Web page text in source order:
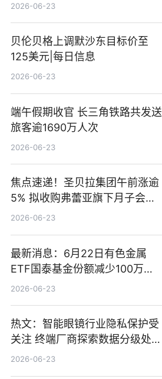
2026-06-23
贝伦贝格上调默沙东目标价至
125美元|每日信息
2026-06-23
端午假期收官 长三角铁路共发送
旅客逾1690万人次
2026-06-23
焦点速递！圣贝拉集团午前涨逾
5% 拟收购弗蕾亚旗下月子会所
业务少数股权
2026-06-23
最新消息：6月22日有色金属
ETF国泰基金份额减少100万
份，重仓股紫金矿业、洛阳钼
2026-06-23
热文：智能眼镜行业隐私保护受
关注 终端厂商探索数据分级处理
等方案
2026-06-23